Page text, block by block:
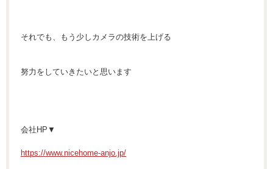
それでも、もう少しカメラの技術を上げる
努力をしていきたいと思います
会社HP▼
https://www.nicehome-anjo.jp/